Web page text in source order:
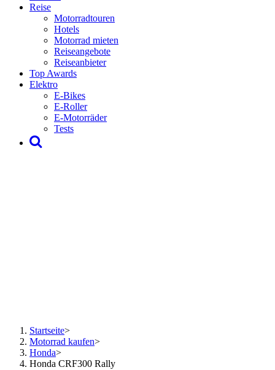
Reise
Motorradtouren
Hotels
Motorrad mieten
Reiseangebote
Reiseanbieter
Top Awards
Elektro
E-Bikes
E-Roller
E-Motorräder
Tests
Startseite>
Motorrad kaufen>
Honda>
Honda CRF300 Rally